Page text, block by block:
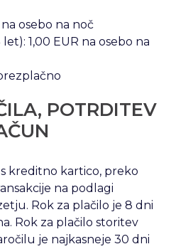
osebo na noč
1,00 EUR na osebo na
POTRDITEV
kreditno kartico, preko
na podlagi
Rok za plačilo je 8 dni
Rok za plačilo storitev
je najkasneje 30 dni